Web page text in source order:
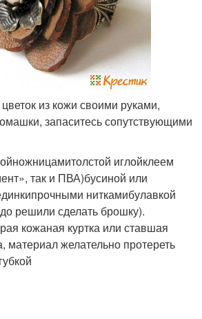
из кожи своими руками,
запаситесь сопутствующими
иглойклеем
так и ПВА)бусиной или
ниткамибулавкой
решили сделать брошку).
кожаная куртка или ставшая
материал желательно протереть